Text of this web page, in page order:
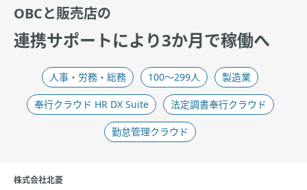
OBCと販売店の
連携サポートにより3か月で稼働へ
人事・労務・総務​ 100〜299人 製造業
奉行クラウド HR DX Suite 法定調書奉行クラウド
勤怠管理クラウド
株式会社北菱